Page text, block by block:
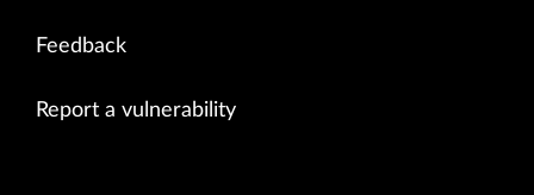
Feedback
Report a vulnerability